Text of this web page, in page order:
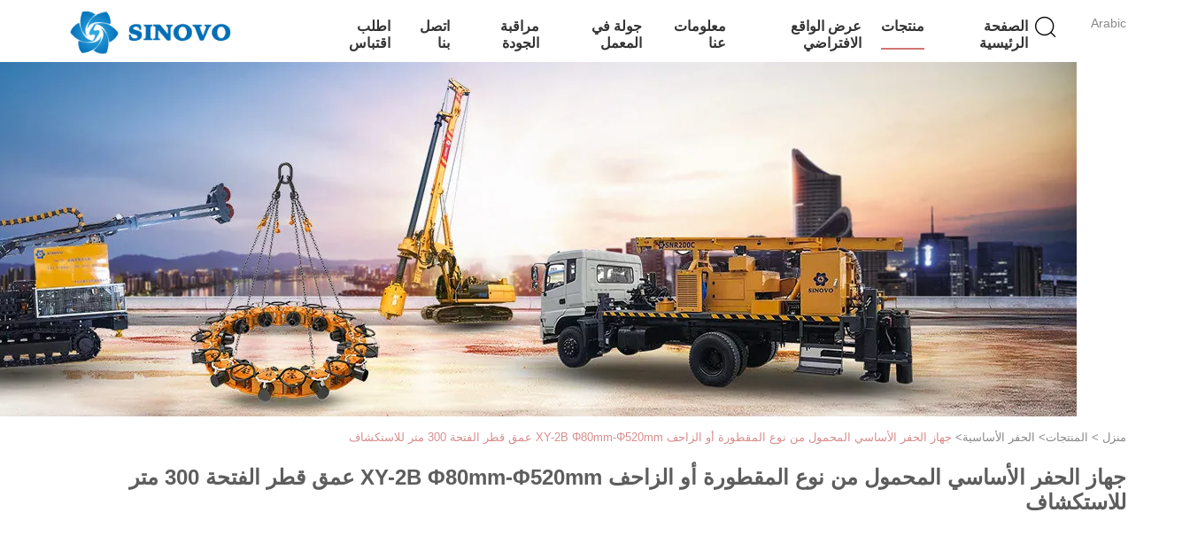
Arabic
الصفحة
الرئيسية
منتجات
عرض الواقع
الافتراضي
معلومات
عنا
جولة في
المعمل
مراقبة
الجودة
اتصل
بنا
اطلب
اقتباس
منزل > المنتجات> الحفر الأساسية> جهاز الحفر الأساسي المحمول من نوع المقطورة أو الزاحف XY-2B Φ80mm-Φ520mm عمق قطر الفتحة 300 متر للاستكشاف
جهاز الحفر الأساسي المحمول من نوع المقطورة أو الزاحف XY-2B Φ80mm-Φ520mm عمق قطر الفتحة 300 متر
للاستكشاف